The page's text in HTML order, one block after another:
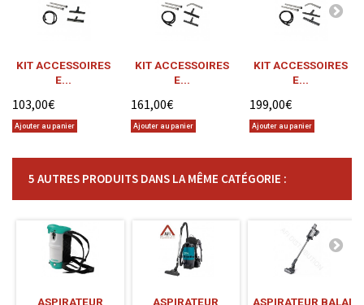
KIT ACCESSOIRES
E...
103,00€
Ajouter au panier
KIT ACCESSOIRES
E...
161,00€
Ajouter au panier
KIT ACCESSOIRES
E...
199,00€
Ajouter au panier
5 AUTRES PRODUITS DANS LA MÊME CATÉGORIE :
ASPIRATEUR
ASPIRATEUR
ASPIRATEUR BALAI